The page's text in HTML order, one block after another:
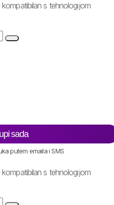
s tehnologijom
sada
putem emaila i SMS
s tehnologijom